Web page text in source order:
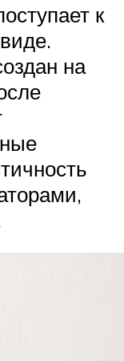
к
на